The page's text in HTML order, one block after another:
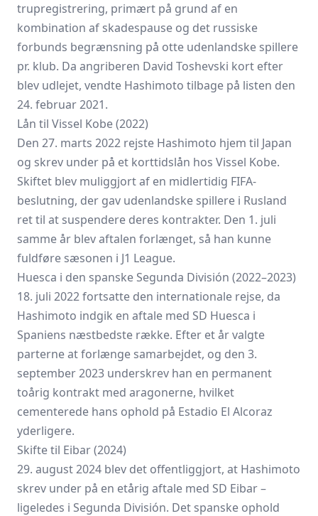
trupregistrering, primært på grund af en
kombination af skades­pause og det russiske
forbunds begrænsning på otte udenlandske spillere
pr. klub. Da angriberen David Toshevski kort efter
blev udlejet, vendte Hashimoto tilbage på listen den
24. februar 2021.
Lån til Vissel Kobe (2022)
Den 27. marts 2022 rejste Hashimoto hjem til Japan
og skrev under på et korttids­lån hos Vissel Kobe.
Skiftet blev muliggjort af en midlertidig FIFA-
beslutning, der gav udenlandske spillere i Rusland
ret til at suspendere deres kontrakter. Den 1. juli
samme år blev aftalen forlænget, så han kunne
fuldføre sæsonen i J1 League.
Huesca i den spanske Segunda División (2022–2023)
18. juli 2022 fortsatte den internationale rejse, da
Hashimoto indgik en aftale med SD Huesca i
Spaniens næstbedste række. Efter et år valgte
parterne at forlænge samarbejdet, og den 3.
september 2023 underskrev han en permanent
toårig kontrakt med aragonerne, hvilket
cementerede hans ophold på Estadio El Alcoraz
yderligere.
Skifte til Eibar (2024)
29. august 2024 blev det offentliggjort, at Hashimoto
skrev under på en etårig aftale med SD Eibar –
ligeledes i Segunda División. Det spanske ophold